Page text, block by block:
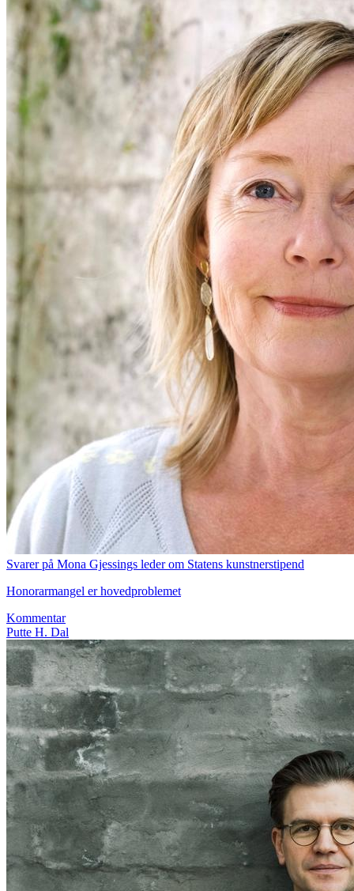
Svarer på Mona Gjessings leder om Statens kunstnerstipend
Honorarmangel er hovedproblemet
Kommentar
Putte H. Dal